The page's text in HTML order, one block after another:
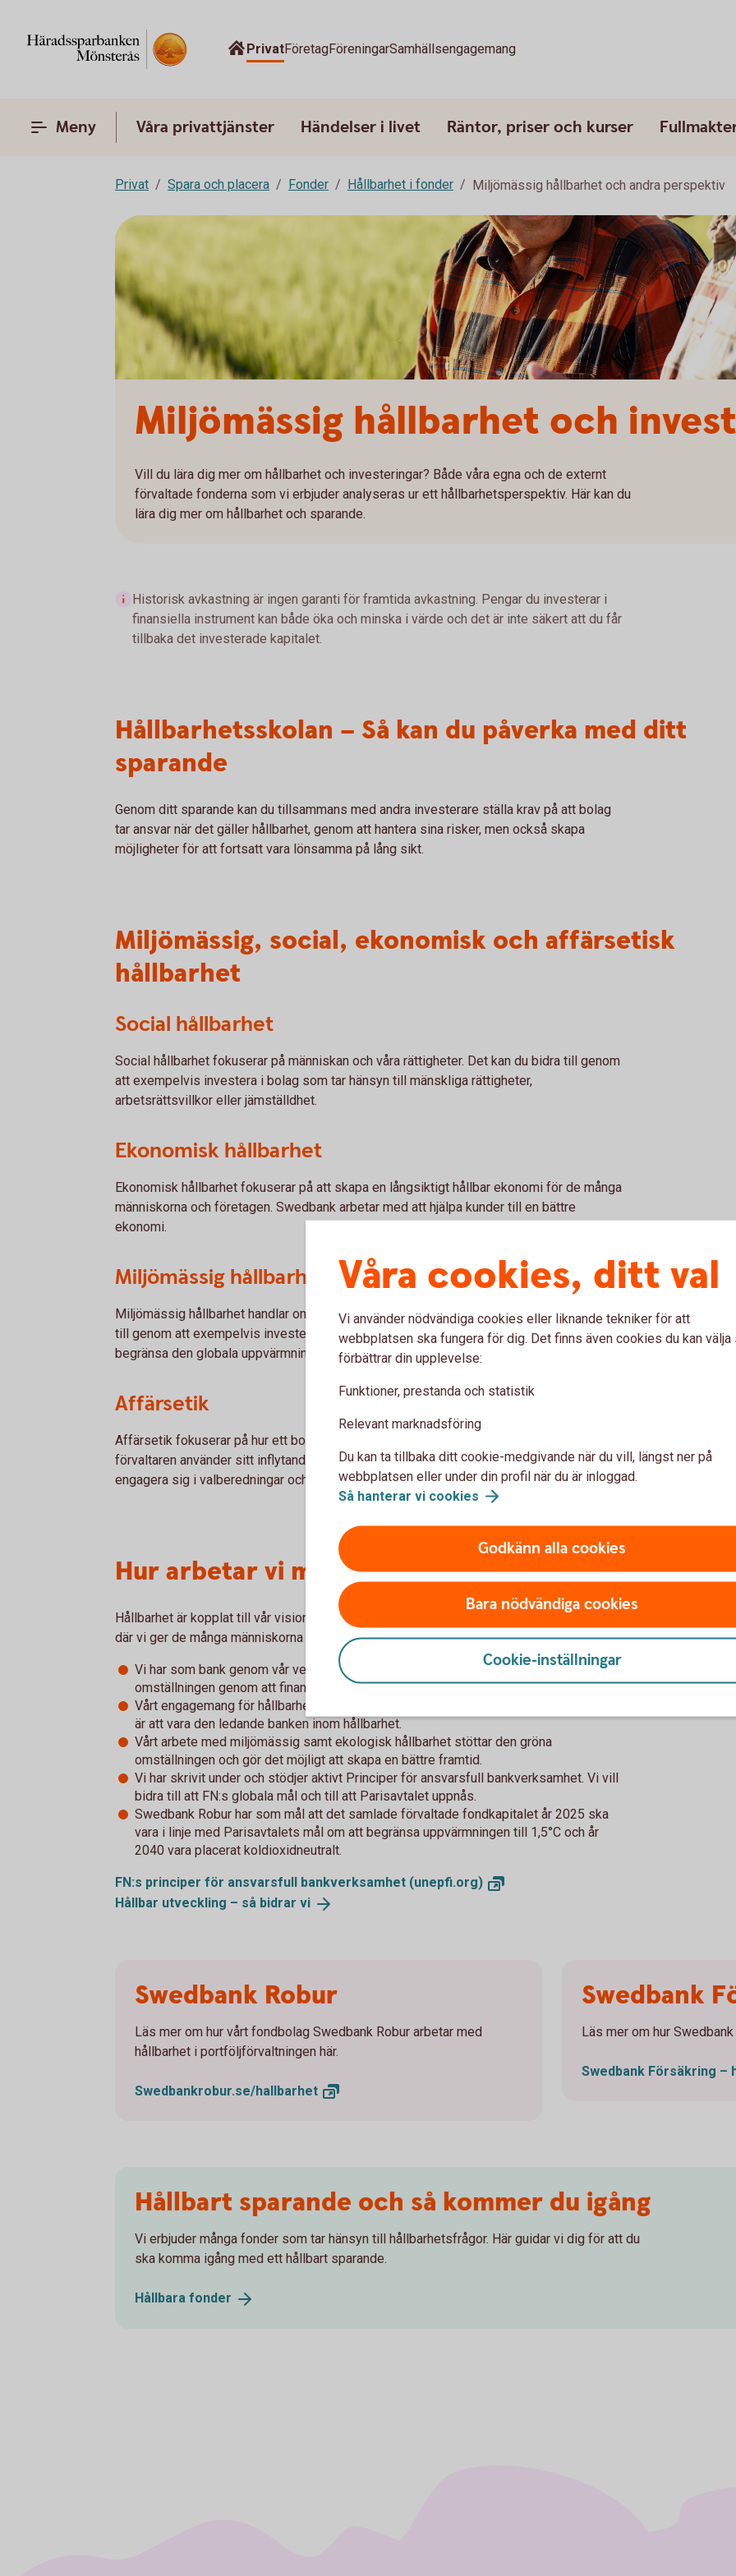
PrivatFöretagFöreningarSamhällsengagemang
Meny Våra privattjänster Händelser i livet Räntor, priser och kurser
Privat Spara och placera Fonder Hållbarhet i fonder Miljömässig hållbarhet och andra perspektiv
Miljömässig hållbarhet och
Vill du lära dig mer om hållbarhet och investeringar? Både våra egna och de externt
förvaltade fonderna som vi erbjuder analyseras ur ett hållbarhetsperspektiv. Här kan du
lära dig mer om hållbarhet och sparande.
Historisk avkastning är ingen garanti för framtida avkastning. Pengar du investerar i
finansiella instrument kan både öka och minska i värde och det är inte säkert att du får
tillbaka det investerade kapitalet.
Hållbarhetsskolan – Så kan du påverka med ditt
sparande
Genom ditt sparande kan du tillsammans med andra investerare ställa krav på att bolag
tar ansvar när det gäller hållbarhet, genom att hantera sina risker, men också skapa
möjligheter för att fortsatt vara lönsamma på lång sikt.
Miljömässig, social, ekonomisk och affärsetisk
hållbarhet
Social hållbarhet
Social hållbarhet fokuserar på människan och våra rättigheter. Det kan du bidra till genom
att exempelvis investera i bolag som tar hänsyn till mänskliga rättigheter,
arbetsrättsvillkor eller jämställdhet.
Ekonomisk hållbarhet
Ekonomisk hållbarhet fokuserar på att skapa en långsiktigt hållbar ekonomi för de många
människorna och företagen. Swedbank arbetar med att hjälpa kunder till en bättre
ekonomi.
Miljömässig hållbarhet
Miljömässig hållbarhet handlar om att hushålla med planetens resurser. Det kan du bidra
till genom att exempelvis investera i i bolag som tar hänsyn till Parisavtalet för att
begränsa den globala uppvärmningen.
Affärsetik
Affärsetik fokuserar på hur ett bolag ska styras och ledas. Man kan investera i fonder där
förvaltaren använder sitt inflytande för att driva förändring genom att exempelvis
engagera sig i valberedningar och rösta på bolagsstämmor.
Hur arbetar vi med hållbarhet?
Hållbarhet är kopplat till vår vision – ett samhälle som är ekonomiskt sunt och hållbart
där vi ger de många människorna och företagen möjlighet att skapa en bättre framtid.
Vi har som bank genom vår verksamhet stor möjlighet att bidra till den nödvändiga
omställningen genom att finansiera olika satsningar.
Vårt engagemang för hållbarhet är grundläggande för vår verksamhet och vår ambition
är att vara den ledande banken inom hållbarhet.
Vårt arbete med miljömässig samt ekologisk hållbarhet stöttar den gröna
omställningen och gör det möjligt att skapa en bättre framtid.
Vi har skrivit under och stödjer aktivt Principer för ansvarsfull bankverksamhet. Vi vill
bidra till att FN:s globala mål och till att Parisavtalet uppnås.
Swedbank Robur har som mål att det samlade förvaltade fondkapitalet år 2025 ska
vara i linje med Parisavtalets mål om att begränsa uppvärmningen till 1,5°C och år
2040 vara placerat koldioxidneutralt.
FN:s principer för ansvarsfull bankverksamhet (unepfi.org)
Hållbar utveckling – så bidrar vi
Swedbank Robur
Läs mer om hur vårt fondbolag Swedbank Robur arbetar med
hållbarhet i portföljförvaltningen här.
Swedbankrobur.se/hallbarhet
Swedbank
Läs mer om hur
Swedbank Försäkring –
Hållbart sparande och så kommer du igång
Vi erbjuder många fonder som tar hänsyn till hållbarhetsfrågor. Här guidar vi dig för att du
ska komma igång med ett hållbart sparande.
Hållbara fonder
Våra cookies, ditt val
Vi använder nödvändiga cookies eller liknande tekniker för att
webbplatsen ska fungera för dig. Det finns även cookies du kan välja
förbättrar din upplevelse:
Funktioner, prestanda och statistik
Relevant marknadsföring
Du kan ta tillbaka ditt cookie-medgivande när du vill, längst ner på
webbplatsen eller under din profil när du är inloggad.
Så hanterar vi cookies
Godkänn alla cookies
Bara nödvändiga cookies
Cookie-inställningar